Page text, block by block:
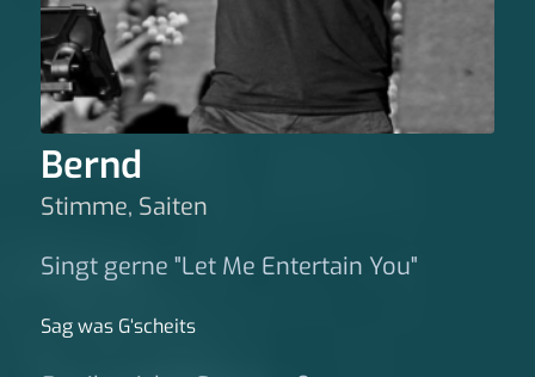
Bernd
Stimme, Saiten
Singt gerne "Let Me Entertain You"
Sag was G‘scheits